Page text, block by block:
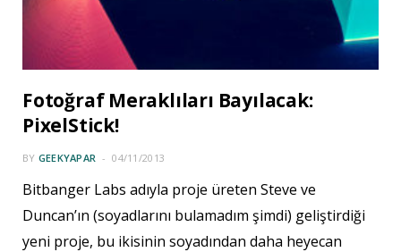
Fotoğraf Meraklıları Bayılacak:
PixelStick!
BY GEEKYAPAR 04/11/2013
Bitbanger Labs adıyla proje üreten Steve ve
Duncan’ın (soyadlarını bulamadım şimdi) geliştirdiği
yeni proje, bu ikisinin soyadından daha heyecan